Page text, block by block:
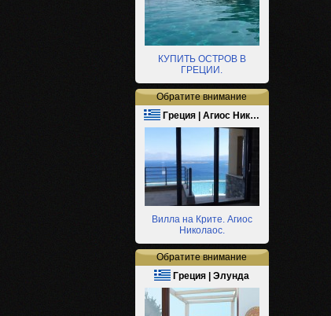
КУПИТЬ ОСТРОВ В
ГРЕЦИИ.
Обратите внимание
Греция | Агиос Ник…
Вилла на Крите. Агиос
Николаос.
Обратите внимание
Греция | Элунда